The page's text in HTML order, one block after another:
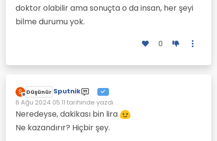
doktor olabilir ama sonuçta o da insan, her şeyi
bilme durumu yok.
0
S
Çevrimdışı
Düşünür Sputnik
6 Ağu 2024 05:11 tarihinde yazdı
Son düzenleyen:
Neredeyse, dakikası bin lira
Ne kazandırır? Hiçbir şey.